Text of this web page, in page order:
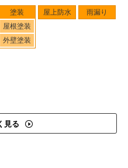
塗装
屋根塗装
外壁塗装
屋上防水 雨漏り
見る